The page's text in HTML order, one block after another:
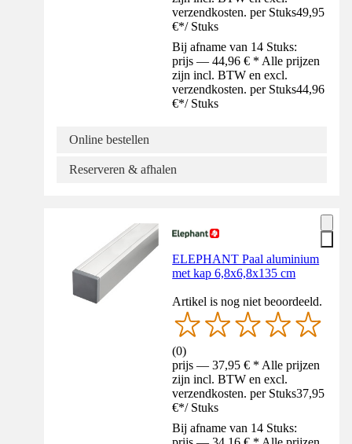
verzendkosten. per Stuks49,95
€*/ Stuks
Bij afname van 14 Stuks:
prijs — 44,96 € * Alle prijzen
zijn incl. BTW en excl.
verzendkosten. per Stuks44,96
€*/ Stuks
Online bestellen
Reserveren & afhalen
ELEPHANT Paal aluminium
met kap 6,8x6,8x135 cm
Artikel is nog niet beoordeeld.
(0)
prijs — 37,95 € * Alle prijzen
zijn incl. BTW en excl.
verzendkosten. per Stuks37,95
€*/ Stuks
Bij afname van 14 Stuks: